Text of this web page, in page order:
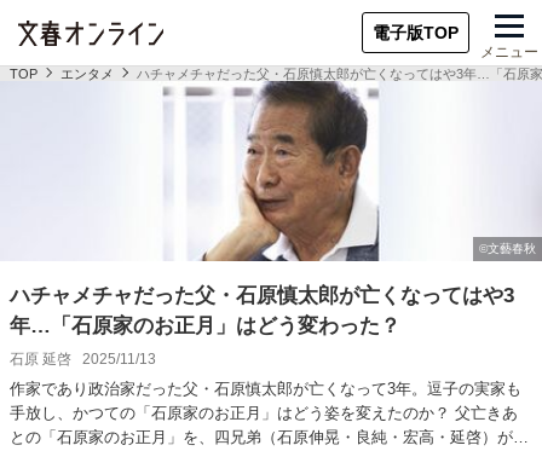
電子版TOP
メニュー
TOP エンタメ ハチャメチャだった父・石原慎太郎が亡くなってはや3年…「石原
ハチャメチャだった父・石原慎太郎が亡くなってはや3
年…「石原家のお正月」はどう変わった？
石原 延啓 2025/11/13
作家であり政治家だった父・石原慎太郎が亡くなって3年。逗子の実家も
手放し、かつての「石原家のお正月」はどう姿を変えたのか？ 父亡きあ
との「石原家のお正月」を、四兄弟（石原伸晃・良純・宏高・延啓）が、